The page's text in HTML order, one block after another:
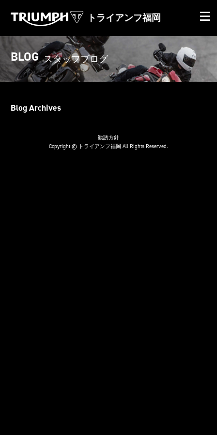
トライアンフ福岡
BLOG スタッフブログ
Blog Archives
勧誘方針
Copyright © トライアンフ福岡 All Rights Reserved.